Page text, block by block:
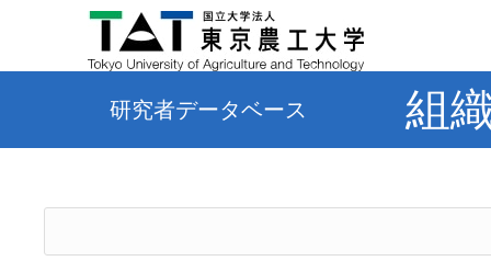
研究者データベース 組